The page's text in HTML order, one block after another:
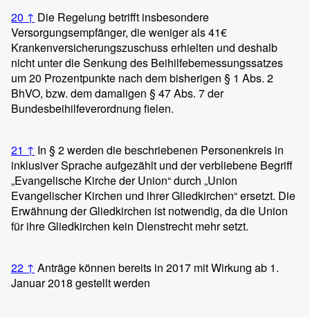
20 ↑ Die Regelung betrifft insbesondere
Versorgungsempfänger, die weniger als 41€
Krankenversicherungszuschuss erhielten und deshalb
nicht unter die Senkung des Beihilfebemessungssatzes
um 20 Prozentpunkte nach dem bisherigen § 1 Abs. 2
BhVO, bzw. dem damaligen § 47 Abs. 7 der
Bundesbeihilfeverordnung fielen.
21 ↑ In § 2 werden die beschriebenen Personenkreis in
inklusiver Sprache aufgezählt und der verbliebene Begriff
„Evangelische Kirche der Union“ durch „Union
Evangelischer Kirchen und ihrer Gliedkirchen“ ersetzt. Die
Erwähnung der Gliedkirchen ist notwendig, da die Union
für ihre Gliedkirchen kein Dienstrecht mehr setzt.
22 ↑ Anträge können bereits in 2017 mit Wirkung ab 1.
Januar 2018 gestellt werden